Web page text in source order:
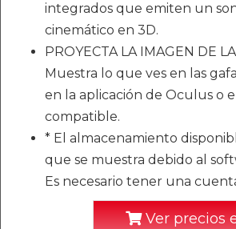
integrados que emiten un
cinemático en 3D.
PROYECTA LA IMAGEN DE
Muestra lo que ves en las
en la aplicación de Oculus o
compatible.
* El almacenamiento
que se muestra debido al
Es necesario tener una
Ver precios